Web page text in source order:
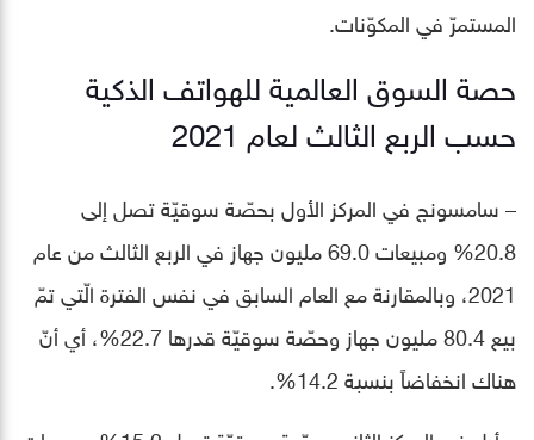
المستمرّ في المكوّنات.
حصة السوق العالمية للهواتف الذكية
حسب الربع الثالث لعام 2021
– سامسونج في المركز الأول بحصّة سوقيّة تصل إلى
20.8% ومبيعات 69.0 مليون جهاز في الربع الثالث من عام
2021، وبالمقارنة مع العام السابق في نفس الفترة الّتي تمّ
بيع 80.4 مليون جهاز وحصّة سوقيّة قدرها 22.7%، أي أنّ
هناك انخفاضاً بنسبة 14.2%.